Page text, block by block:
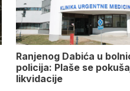
Ranjenog Dabića u
policija: Plaše se
likvidacije